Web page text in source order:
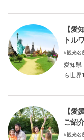
日本語
USD
DEEPLOGとは
プライバシーポリシ
わっ
す。伝
い価
女問
今回の
下で
【愛
トル
観光名
愛知県
ら世
トで
さが倍
【愛
ご紹
観光名